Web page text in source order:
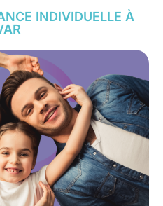
INDIVIDUELLE À